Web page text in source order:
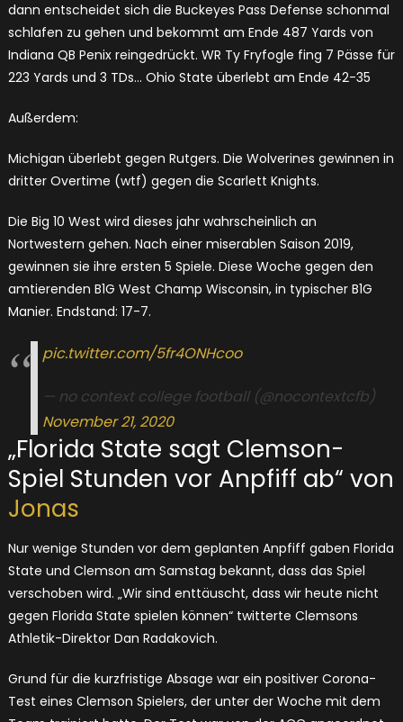
dann entscheidet sich die Buckeyes Pass Defense schonmal
schlafen zu gehen und bekommt am Ende 487 Yards von
Indiana QB Penix reingedrückt. WR Ty Fryfogle fing 7 Pässe für
223 Yards und 3 TDs… Ohio State überlebt am Ende 42-35
Außerdem:
Michigan überlebt gegen Rutgers. Die Wolverines gewinnen in
dritter Overtime (wtf) gegen die Scarlett Knights.
Die Big 10 West wird dieses jahr wahrscheinlich an
Nortwestern gehen. Nach einer miserablen Saison 2019,
gewinnen sie ihre ersten 5 Spiele. Diese Woche gegen den
amtierenden B1G West Champ Wisconsin, in typischer B1G
Manier. Endstand: 17-7.
pic.twitter.com/5fr4ONHcoo
— no context college football (@nocontextcfb)
November 21, 2020
„Florida State sagt Clemson-
Spiel Stunden vor Anpfiff ab“ von
Jonas
Nur wenige Stunden vor dem geplanten Anpfiff gaben Florida
State und Clemson am Samstag bekannt, dass das Spiel
verschoben wird. „Wir sind enttäuscht, dass wir heute nicht
gegen Florida State spielen können“ twitterte Clemsons
Athletik-Direktor Dan Radakovich.
Grund für die kurzfristige Absage war ein positiver Corona-
Test eines Clemson Spielers, der unter der Woche mit dem